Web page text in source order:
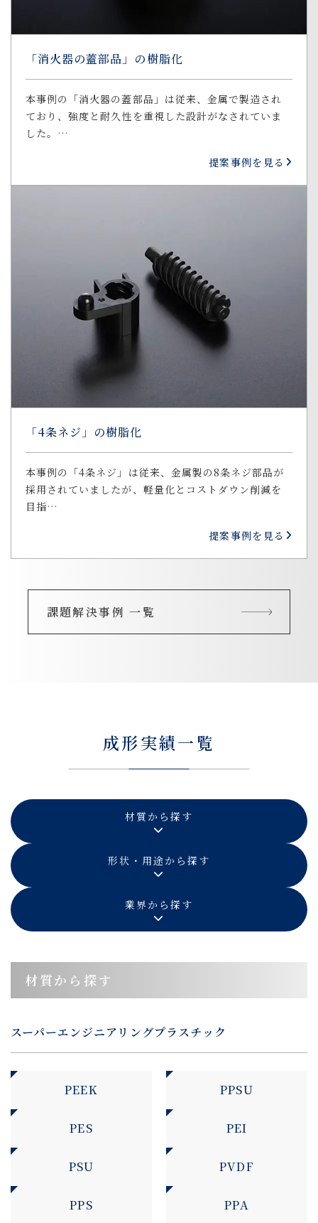
「消火器の蓋部品」の樹脂化
本事例の「消火器の蓋部品」は従来、金属で製造され
ており、強度と耐久性を重視した設計がなされていま
した。…
提案事例を見る
「4条ネジ」の樹脂化
本事例の「4条ネジ」は従来、金属製の8条ネジ部品が
採用されていましたが、軽量化とコストダウン削減を
目指…
提案事例を見る
課題解決事例 一覧
成形実績一覧
材質から探す
形状・用途から探す
業界から探す
材質から探す
スーパーエンジニアリングプラスチック
PEEK PPSU
PES PEI
PSU PVDF
PPS PPA